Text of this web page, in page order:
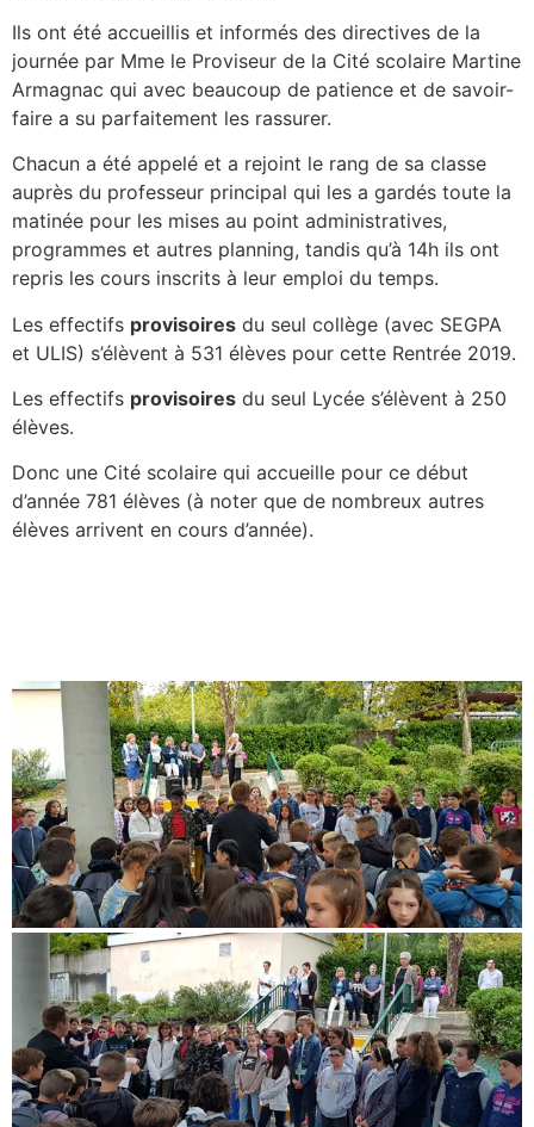
Ils ont été accueillis et informés des directives de la
journée par Mme le Proviseur de la Cité scolaire Martine
Armagnac qui avec beaucoup de patience et de savoir-
faire a su parfaitement les rassurer.
Chacun a été appelé et a rejoint le rang de sa classe
auprès du professeur principal qui les a gardés toute la
matinée pour les mises au point administratives,
programmes et autres planning, tandis qu’à 14h ils ont
repris les cours inscrits à leur emploi du temps.
Les effectifs provisoires du seul collège (avec SEGPA
et ULIS) s’élèvent à 531 élèves pour cette Rentrée 2019.
Les effectifs provisoires du seul Lycée s’élèvent à 250
élèves.
Donc une Cité scolaire qui accueille pour ce début
d’année 781 élèves (à noter que de nombreux autres
élèves arrivent en cours d’année).